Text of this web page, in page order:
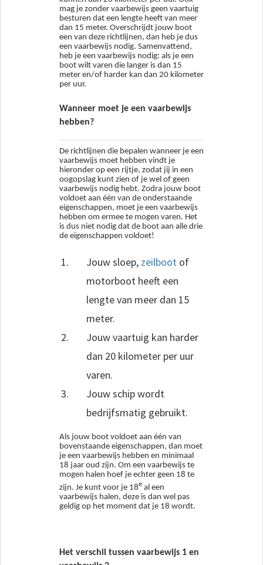
mag je zonder vaarbewijs geen vaartuig
besturen dat een lengte heeft van meer
dan 15 meter. Overschrijdt jouw boot
een van deze richtlijnen, dan heb je dus
een vaarbewijs nodig. Samenvattend,
heb je een vaarbewijs nodig: als je een
boot wilt varen die langer is dan 15
meter en/of harder kan dan 20 kilometer
per uur.
Wanneer moet je een vaarbewijs
hebben?
De richtlijnen die bepalen wanneer je een
vaarbewijs moet hebben vindt je
hieronder op een rijtje, zodat jij in een
oogopslag kunt zien of je wel of geen
vaarbewijs nodig hebt. Zodra jouw boot
voldoet aan één van de onderstaande
eigenschappen, moet je een vaarbewijs
hebben om ermee te mogen varen. Het
is dus niet nodig dat de boot aan alle drie
de eigenschappen voldoet!
Jouw sloep, zeilboot of
motorboot heeft een
lengte van meer dan 15
meter.
Jouw vaartuig kan harder
dan 20 kilometer per uur
varen.
Jouw schip wordt
bedrijfsmatig gebruikt.
Als jouw boot voldoet aan één van
bovenstaande eigenschappen, dan moet
je een vaarbewijs hebben en minimaal
18 jaar oud zijn. Om een vaarbewijs te
mogen halen hoef je echter geen 18 te
zijn. Je kunt voor je 18e al een
vaarbewijs halen, deze is dan wel pas
geldig op het moment dat je 18 wordt.
Het verschil tussen vaarbewijs 1 en